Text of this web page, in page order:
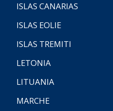
ISLAS CANARIAS
ISLAS EOLIE
ISLAS TREMITI
LETONIA
LITUANIA
MARCHE